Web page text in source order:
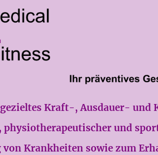
Kraft-, Ausdauer-
und
von Krankheiten sowie zum